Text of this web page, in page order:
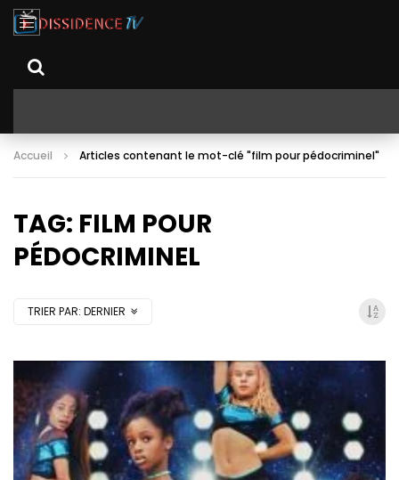
Accueil Articles contenant le mot-clé "film pour pédocriminel"
TAG: FILM POUR
PÉDOCRIMINEL
TRIER PAR: DERNIER